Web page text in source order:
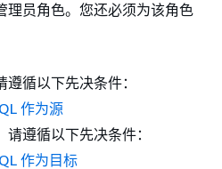
理员角色。您还必须为该角色
循以下先决条件：
作为源
遵循以下先决条件：
作为目标